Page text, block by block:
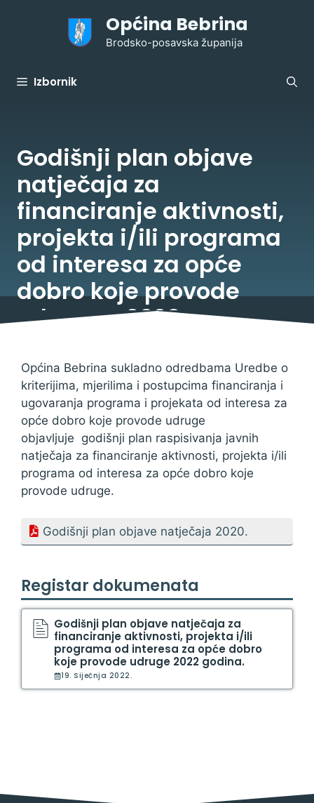
Općina Bebrina
Brodsko-posavska županija
Izbornik
Godišnji plan objave
natječaja za
financiranje aktivnosti,
projekta i/ili programa
od interesa za opće
dobro koje provode
udruge u 2020.
Općina Bebrina sukladno odredbama Uredbe o
kriterijima, mjerilima i postupcima financiranja i
ugovaranja programa i projekata od interesa za
opće dobro koje provode udruge
objavljuje godišnji plan raspisivanja javnih
natječaja za financiranje aktivnosti, projekta i/ili
programa od interesa za opće dobro koje
provode udruge.
Godišnji plan objave natječaja 2020.
Registar dokumenata
Godišnji plan objave natječaja za
financiranje aktivnosti, projekta i/ili
programa od interesa za opće dobro
koje provode udruge 2022 godina.
19. Siječnja 2022.